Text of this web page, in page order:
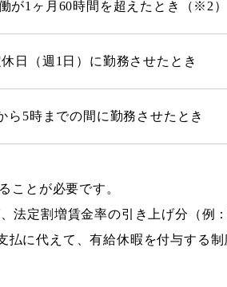
が1ヶ月60時間を超えたとき（※2）
日（週1日）に勤務させたとき
ら5時までの間に勤務させたとき
ことが必要です。
定割増賃金率の引き上げ分（例：
払に代えて、有給休暇を付与する制